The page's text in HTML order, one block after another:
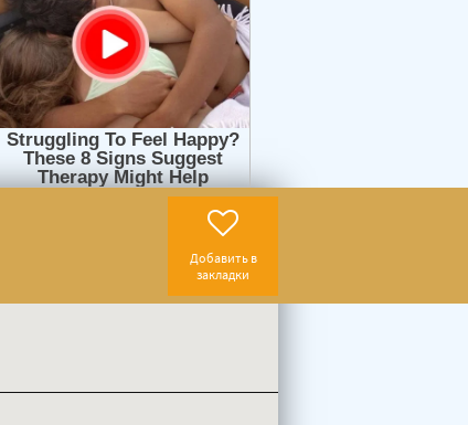
Добавить в
закладки